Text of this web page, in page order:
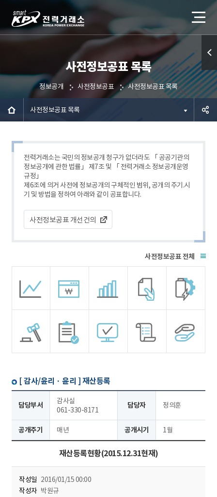
사전정보공표 목록
정보공개 사전정보공표 사전정보공표 목록
사전정보공표 목록
전력거래소는 국민의 정보공개 청구가 없더라도 「 공공기관의
정보공개에 관한 법률」 제7조 및 「 전력거래소 정보공개운영
규정」
제6조에 의거 사전에 정보공개의 구체적인 범위, 공개의 주기.시
기 및 방법을 정하여 아래와 같이 공표합니다.
사전정보공표 개선건의
전체
[ 감사/윤리 · 윤리 ] 재산등록
담당부서
감사실
061-330-8171
담당자 정의훈
공개주기 매년 공개시기 1월
재산등록현황(2015.12.31현재)
작성일 2016/01/15 00:00
작성자 박원규
퀵메
뉴 열
기